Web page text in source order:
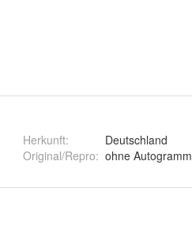
Herkunft:
Deutschland
Original/Repro: ohne Autogramm